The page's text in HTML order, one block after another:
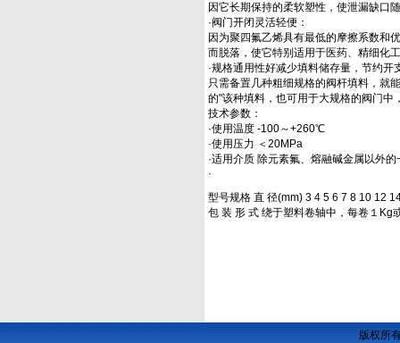
因它长期保持的柔软塑性，使泄漏缺口
·阀门开闭灵活轻便：
因为聚四氟乙烯具有最低的摩擦系数和
而脱落，使它特别适用于医药、精细化
·规格通用性好减少填料储存量，节约开
只需备置几种粗细规格的阀杆填料，就
的"该种填料，也可用于大规格的阀门
技术参数：
·使用温度 -100～+260℃
·使用压力 ＜20MPa
·适用介质 除元素氟、熔融碱金属以外
·
型号规格 直 径(mm) 3 4 5 6 7 8 10 12
包 装 形 式 绕于塑料卷轴中，每卷１Kg
版权所